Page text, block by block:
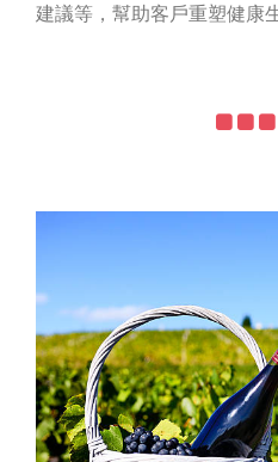
建議等，幫助客戶重塑健康